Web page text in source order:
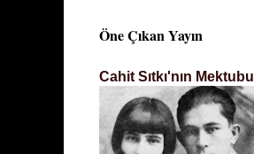
Öne Çıkan Yayın
Cahit Sıtkı'nın Mektubu